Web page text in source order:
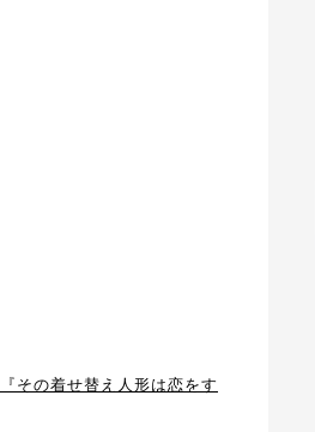
その着せ替え人形は恋をす